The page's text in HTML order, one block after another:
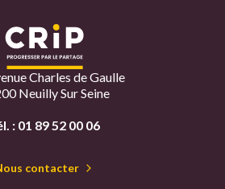
Charles de Gaulle
Neuilly Sur Seine
: 01 89 52 00 06
contacter